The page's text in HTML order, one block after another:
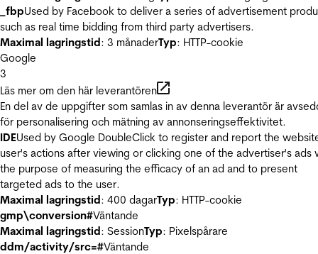
_fbpUsed by Facebook to deliver a series of advertisement
such as real time bidding from third party advertisers.
Maximal lagringstid: 3 månaderTyp: HTTP-cookie
Google
3
Läs mer om den här leverantören
En del av de uppgifter som samlas in av denna leverantör är
för personalisering och mätning av annonseringseffektivitet.
IDEUsed by Google DoubleClick to register and report the
user's actions after viewing or clicking one of the advertiser's ads
the purpose of measuring the efficacy of an ad and to present
targeted ads to the user.
Maximal lagringstid: 400 dagarTyp: HTTP-cookie
gmp\conversion#Väntande
Maximal lagringstid: SessionTyp: Pixelspårare
ddm/activity/src=#Väntande